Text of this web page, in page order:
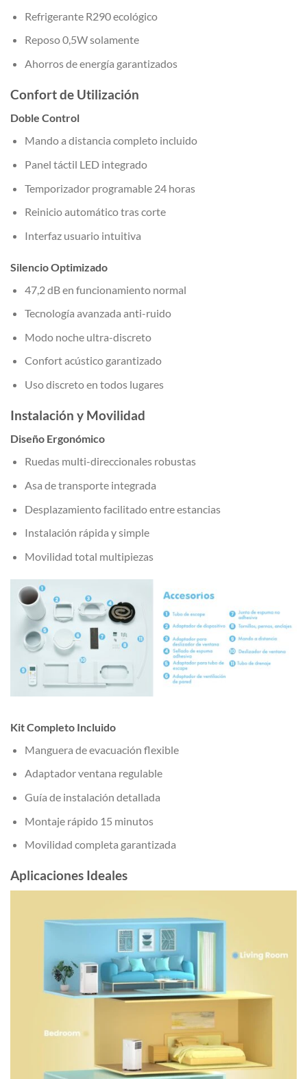
Refrigerante R290 ecológico
Reposo 0,5W solamente
Ahorros de energía garantizados
Confort de Utilización
Doble Control
Mando a distancia completo incluido
Panel táctil LED integrado
Temporizador programable 24 horas
Reinicio automático tras corte
Interfaz usuario intuitiva
Silencio Optimizado
47,2 dB en funcionamiento normal
Tecnología avanzada anti-ruido
Modo noche ultra-discreto
Confort acústico garantizado
Uso discreto en todos lugares
Instalación y Movilidad
Diseño Ergonómico
Ruedas multi-direccionales robustas
Asa de transporte integrada
Desplazamiento facilitado entre estancias
Instalación rápida y simple
Movilidad total multipiezas
Kit Completo Incluido
Manguera de evacuación flexible
Adaptador ventana regulable
Guía de instalación detallada
Montaje rápido 15 minutos
Movilidad completa garantizada
Aplicaciones Ideales